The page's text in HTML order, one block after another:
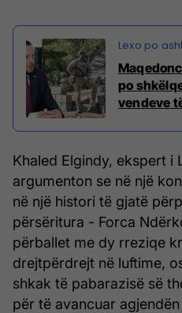
po
vendeve
Khaled Elgindy, ekspert i
argumenton se në një
në një histori të gjatë
përsëritura - Forca
përballet me dy rreziqe
drejtpërdrejt në luftime,
shkak të pabarazisë së
për të avancuar